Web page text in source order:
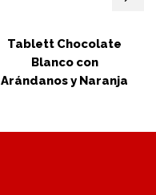
Tablett Chocolate
Blanco con
Arándanos y Naranja